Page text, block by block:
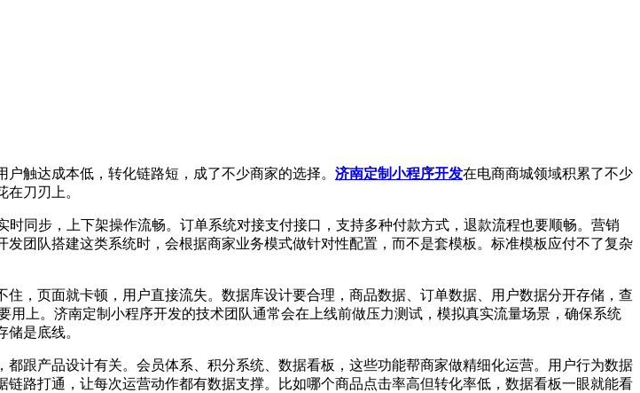
触达成本低，转化链路短，成了不少商家的选择。 济南定制小程序开发在电商商城领域积累了不少
刀刃上。
步，上下架操作流畅。订单系统对接支付接口，支持多种付款方式，退款流程也要顺畅。营销
团队搭建这类系统时，会根据商家业务模式做针对性配置，而不是套模板。标准模板应付不了复杂
页面就卡顿，用户直接流失。数据库设计要合理，商品数据、订单数据、用户数据分开存储，查
上。济南定制小程序开发的技术团队通常会在上线前做压力测试，模拟真实流量场景，确保系统
是底线。
产品设计有关。会员体系、积分系统、数据看板，这些功能帮商家做精细化运营。用户行为数据
路打通，让每次运营动作都有数据支撑。比如哪个商品点击率高但转化率低，数据看板一眼就能看